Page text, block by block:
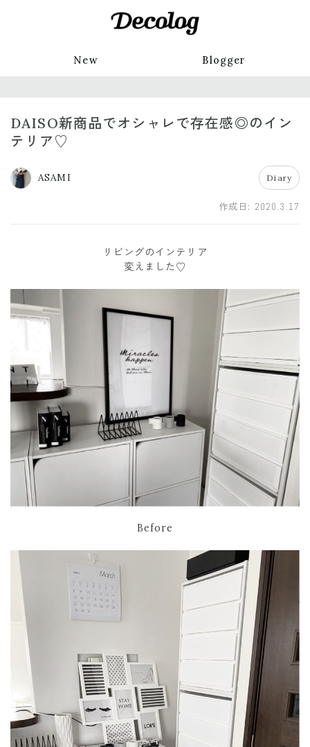
New Blogger
DAISO新商品でオシャレで存在感◎のイン
テリア♡
ASAMI Diary
作成日: 2020.3.17
リビングのインテリア
変えました♡
Before